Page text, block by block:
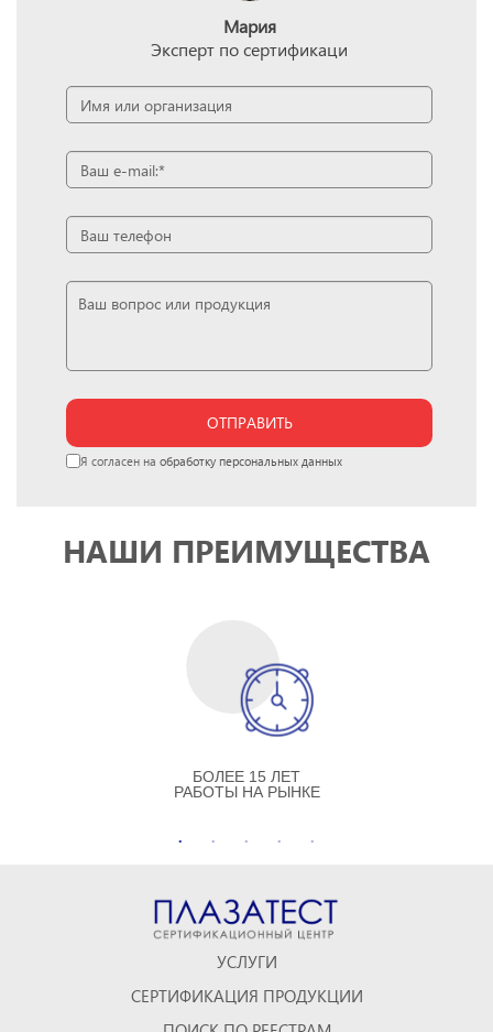
Мария
Эксперт по сертификаци
ОТПРАВИТЬ
Я согласен на обработку персональных данных
НАШИ ПРЕИМУЩЕСТВА
БОЛЕЕ 15 ЛЕТ
РАБОТЫ НА РЫНКЕ
УСЛУГИ
СЕРТИФИКАЦИЯ ПРОДУКЦИИ